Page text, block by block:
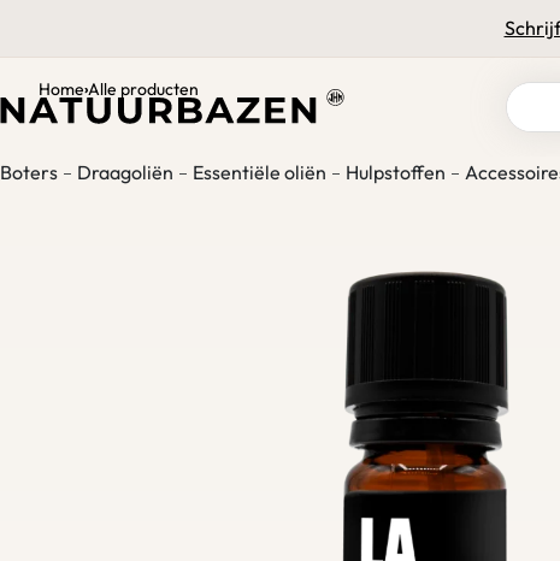
Boters Draagoliën Essentiële oliën Hulpstoffen
Home›Alle producten